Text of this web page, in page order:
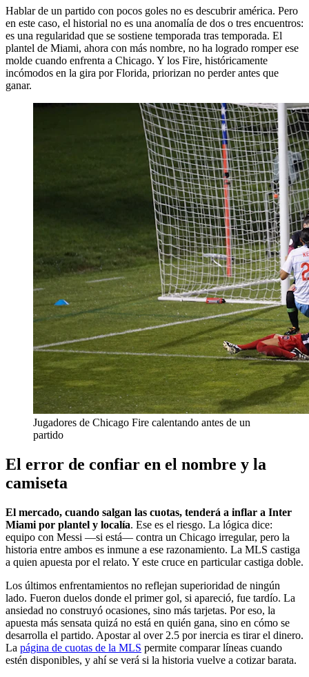
Hablar de un partido con pocos goles no es descubrir américa. Pero
en este caso, el historial no es una anomalía de dos o tres encuentros:
es una regularidad que se sostiene temporada tras temporada. El
plantel de Miami, ahora con más nombre, no ha logrado romper ese
molde cuando enfrenta a Chicago. Y los Fire, históricamente
incómodos en la gira por Florida, priorizan no perder antes que
ganar.
Jugadores de Chicago Fire calentando antes de un
partido
El error de confiar en el nombre y la
camiseta
El mercado, cuando salgan las cuotas, tenderá a inflar a Inter
Miami por plantel y localía. Ese es el riesgo. La lógica dice:
equipo con Messi —si está— contra un Chicago irregular, pero la
historia entre ambos es inmune a ese razonamiento. La MLS castiga
a quien apuesta por el relato. Y este cruce en particular castiga doble.
Los últimos enfrentamientos no reflejan superioridad de ningún
lado. Fueron duelos donde el primer gol, si apareció, fue tardío. La
ansiedad no construyó ocasiones, sino más tarjetas. Por eso, la
apuesta más sensata quizá no está en quién gana, sino en cómo se
desarrolla el partido. Apostar al over 2.5 por inercia es tirar el dinero.
La página de cuotas de la MLS permite comparar líneas cuando
estén disponibles, y ahí se verá si la historia vuelve a cotizar barata.